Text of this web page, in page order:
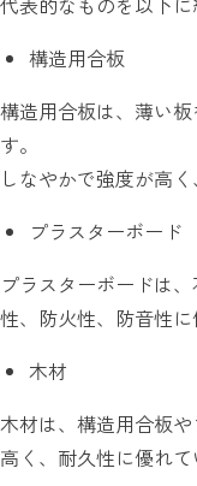
構造用合板
構造用合板は、薄い
す。
しなやかで強度が高
プラスターボード
プラスターボードは
性、防火性、防音性に
木材
木材は、構造用合板
高く、耐久性に優れて